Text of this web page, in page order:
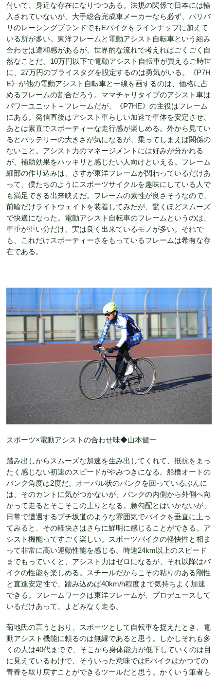
付いて、身近な存在になりつつある。法規の関係で日本には輸
入されていないが、大手総合完成車メーカーなら必ず、バリバ
リのレーシングブランドでもEバイクをラインナップに加えて
いる所が多い。東洋フレームと電動アシスト自転車という組み
合わせは違和感があるが、世界的な流れで考えればごくごく自
然なことだ。10万円以下で電動アシスト自転車が買えるご時世
に、27万円のプライスタグを設定するのは勇気がいる。《P7H
E》が他の電動アシスト自転車と一線を画するのは、価格に占
めるフレームの割合だろう。ママチャリタイプのアシスト車は
パワーユニット＋フレームだが、《P7HE》の主役はフレーム
にある。発信直後はアシスト車らしい加速で車体を安定させ、
あとは素直でスポーティーな走行感が楽しめる。外から見てい
るとバッテリーの大きさが気になるが、乗ってしまえば関係の
ないこと。アシスト力のマネージメントには好みが分かれる
が、補助効果をハッキリと感じたい人向けといえる。フレーム
細部の作り込みは、さすが東洋フレームが関わっているだけあ
って、僕たちのようにスポーツサイクルを趣味にしている人で
も満足できる出来映えだ。フレームの素性が良さそうなので、
前輪だけライトウェイトを装着してみたが、驚くほどスムーズ
で快適になった。電動アシスト自転車のフレームというのは、
車重が重い分だけ、実は良く出来ているモノが多い。それで
も、これだけスポーティーさをもっているフレームは希有な存
在である。
スポーツ×電動アシストの合わせ味◆山本健一
踏み出しからスムーズな加速を生み出してくれて、抵抗をまっ
たく感じない初速のスピードがやみつきになる。船橋オートの
バンク角度は2度だ。オーバル状のバンクを回っているぶんに
は、そのカントに気がつかないが、バンクの内側から外側へ向
かって走るとそこそこの上りとなる。急勾配とはいかないが、
日常で遭遇するプチ坂道のような雰囲気でバイクを垂直に上っ
てみると、その軽快さはさらに鮮明に感じることができる。ア
シスト機能ってすごく楽しい。スポーツバイクの軽快性と相ま
って非常に高い運動性能を感じる。時速24km以上のスピード
までもっていくと、アシスト力はゼロになるが、それ以降はバ
イクの性能を楽しめる。スチールだからこその粘りのある剛性
と直進安定性で、踏み込めば40km/h程度まで気持ちよく加速
できる。フレームワークは東洋フレームが、プロデュースして
いるだけあって、よどみなく走る。
菊地氏の言うとおり、スポーツとして自転車を捉えたとき、電
動アシスト機能に頼るのは無縁であると思う。しかしそれも多
くの人は40代までで、そこから身体能力が低下していくのは目
に見えているわけで、そういった意味ではEバイクはかつての
青春を取り戻すことができるツールだと思う。かくいう筆者も